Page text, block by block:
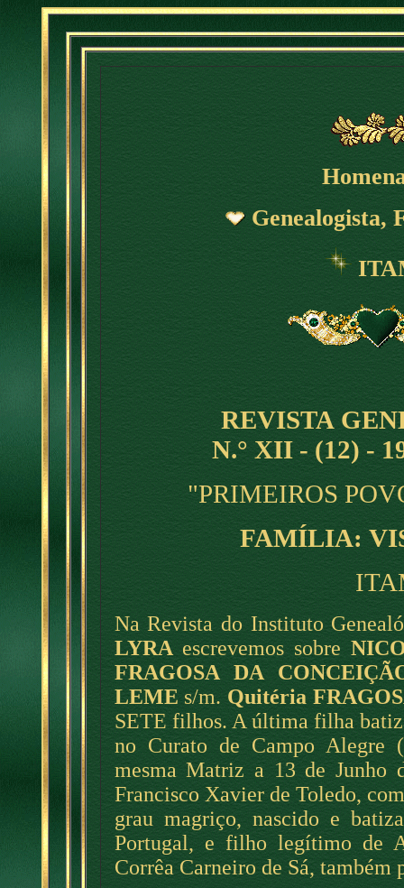
Genealogista,
REVISTA
N.° XII - (12) -
"PRIMEIROS
FAMÍLIA:
Na Revista do Instituto
LYRA escrevemos sobre
FRAGOSA DA
LEME s/m. Quitéria
SETE filhos. A última filha
no Curato de Campo Alegre
mesma Matriz a 13 de Junho
Francisco Xavier de Toledo,
grau magriço, nascido e
Portugal, e filho legítimo de
Corrêa Carneiro de Sá, também